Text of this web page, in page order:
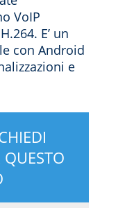
VoIP
E’ un
con Android
e